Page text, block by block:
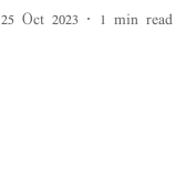
25 Oct 2023 1 min read